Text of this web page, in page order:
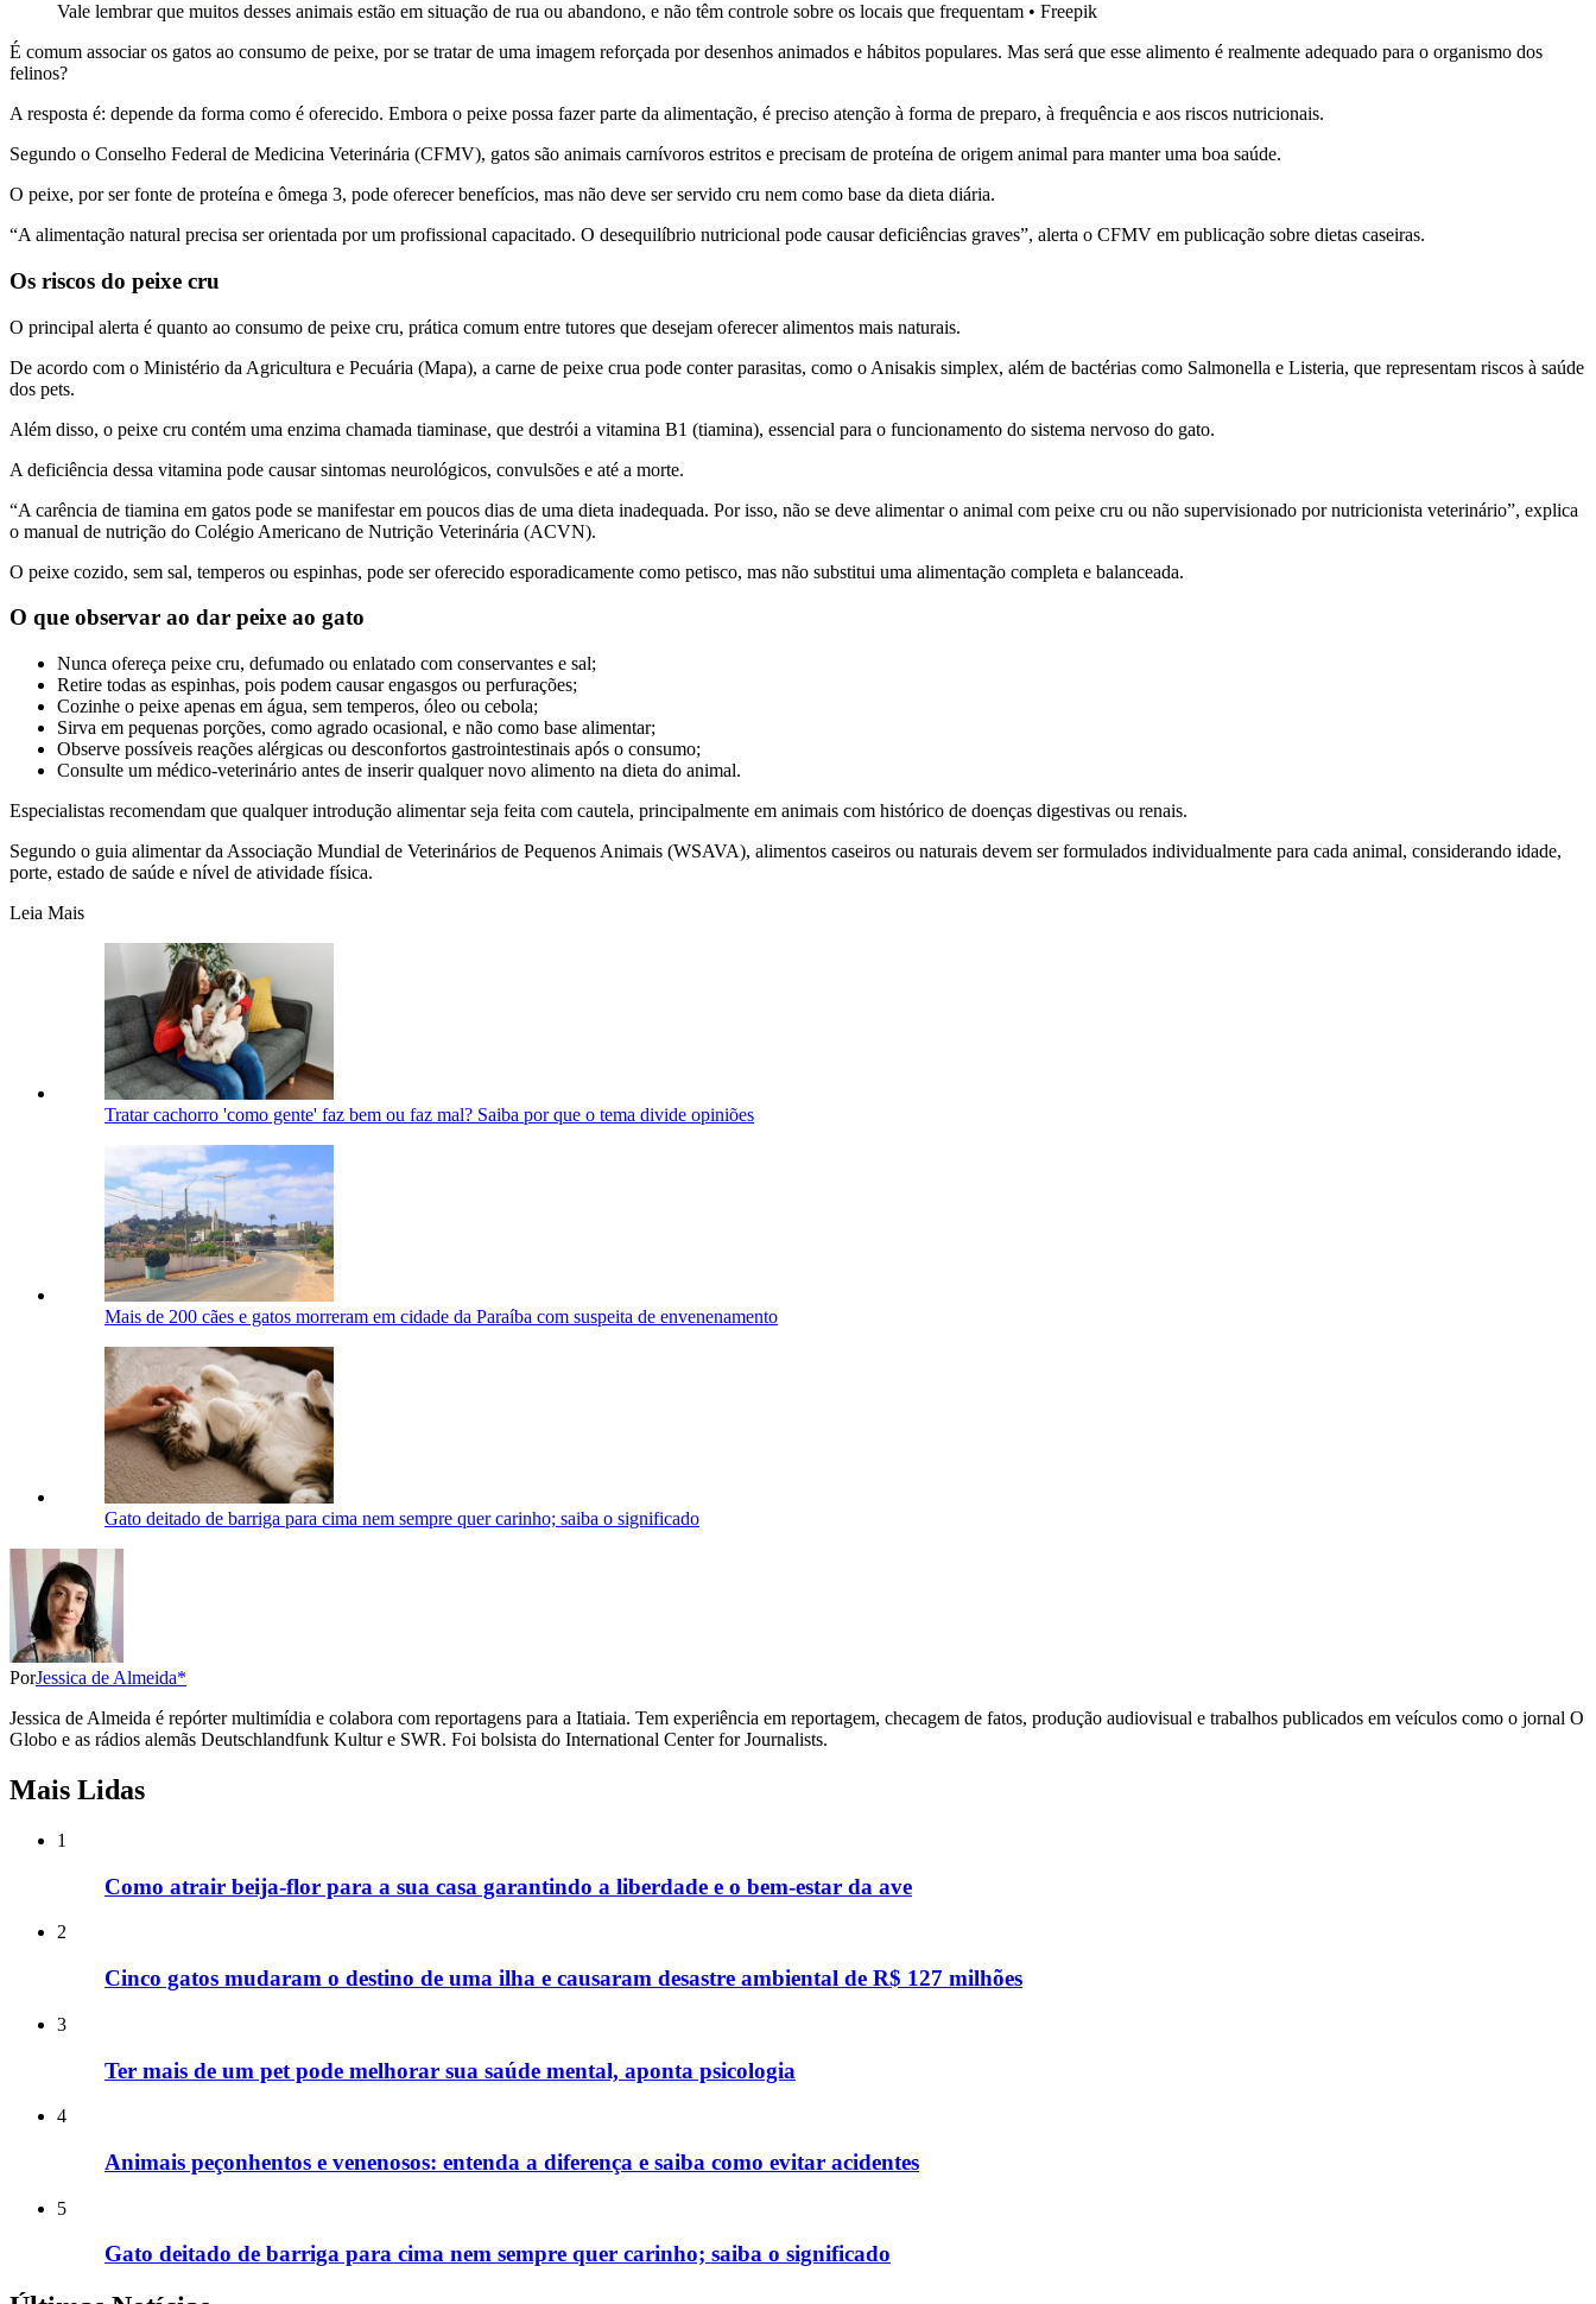
Vale lembrar que muitos desses animais estão em situação de rua ou abandono, e não têm controle sobre os locais que frequentam • Freepik
É comum associar os gatos ao consumo de peixe, por se tratar de uma imagem reforçada por desenhos animados e hábitos populares. Mas será que esse alimento é realmente adequado para o organismo dos
felinos?
A resposta é: depende da forma como é oferecido. Embora o peixe possa fazer parte da alimentação, é preciso atenção à forma de preparo, à frequência e aos riscos nutricionais.
Segundo o Conselho Federal de Medicina Veterinária (CFMV), gatos são animais carnívoros estritos e precisam de proteína de origem animal para manter uma boa saúde.
O peixe, por ser fonte de proteína e ômega 3, pode oferecer benefícios, mas não deve ser servido cru nem como base da dieta diária.
“A alimentação natural precisa ser orientada por um profissional capacitado. O desequilíbrio nutricional pode causar deficiências graves”, alerta o CFMV em publicação sobre dietas caseiras.
Os riscos do peixe cru
O principal alerta é quanto ao consumo de peixe cru, prática comum entre tutores que desejam oferecer alimentos mais naturais.
De acordo com o Ministério da Agricultura e Pecuária (Mapa), a carne de peixe crua pode conter parasitas, como o Anisakis simplex, além de bactérias como Salmonella e Listeria, que representam riscos à saúde
dos pets.
Além disso, o peixe cru contém uma enzima chamada tiaminase, que destrói a vitamina B1 (tiamina), essencial para o funcionamento do sistema nervoso do gato.
A deficiência dessa vitamina pode causar sintomas neurológicos, convulsões e até a morte.
“A carência de tiamina em gatos pode se manifestar em poucos dias de uma dieta inadequada. Por isso, não se deve alimentar o animal com peixe cru ou não supervisionado por nutricionista veterinário”, explica
o manual de nutrição do Colégio Americano de Nutrição Veterinária (ACVN).
O peixe cozido, sem sal, temperos ou espinhas, pode ser oferecido esporadicamente como petisco, mas não substitui uma alimentação completa e balanceada.
O que observar ao dar peixe ao gato
Nunca ofereça peixe cru, defumado ou enlatado com conservantes e sal;
Retire todas as espinhas, pois podem causar engasgos ou perfurações;
Cozinhe o peixe apenas em água, sem temperos, óleo ou cebola;
Sirva em pequenas porções, como agrado ocasional, e não como base alimentar;
Observe possíveis reações alérgicas ou desconfortos gastrointestinais após o consumo;
Consulte um médico-veterinário antes de inserir qualquer novo alimento na dieta do animal.
Especialistas recomendam que qualquer introdução alimentar seja feita com cautela, principalmente em animais com histórico de doenças digestivas ou renais.
Segundo o guia alimentar da Associação Mundial de Veterinários de Pequenos Animais (WSAVA), alimentos caseiros ou naturais devem ser formulados individualmente para cada animal, considerando idade,
porte, estado de saúde e nível de atividade física.
Leia Mais
Tratar cachorro 'como gente' faz bem ou faz mal? Saiba por que o tema divide opiniões
Mais de 200 cães e gatos morreram em cidade da Paraíba com suspeita de envenenamento
Gato deitado de barriga para cima nem sempre quer carinho; saiba o significado
PorJessica de Almeida*
Jessica de Almeida é repórter multimídia e colabora com reportagens para a Itatiaia. Tem experiência em reportagem, checagem de fatos, produção audiovisual e trabalhos publicados em veículos como o jornal O
Globo e as rádios alemãs Deutschlandfunk Kultur e SWR. Foi bolsista do International Center for Journalists.
Mais Lidas
1
Como atrair beija-flor para a sua casa garantindo a liberdade e o bem-estar da ave
2
Cinco gatos mudaram o destino de uma ilha e causaram desastre ambiental de R$ 127 milhões
3
Ter mais de um pet pode melhorar sua saúde mental, aponta psicologia
4
Animais peçonhentos e venenosos: entenda a diferença e saiba como evitar acidentes
5
Gato deitado de barriga para cima nem sempre quer carinho; saiba o significado